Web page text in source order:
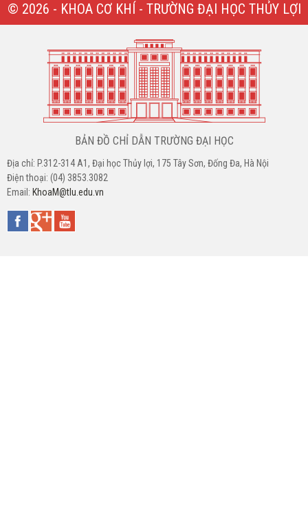
© 2026 - KHOA CƠ KHÍ - TRƯỜNG ĐẠI HỌC THỦY LỢI
BẢN ĐỒ CHỈ DẪN TRƯỜNG ĐẠI HỌC
Địa chỉ: P.312-314 A1, Đại học Thủy lợi, 175 Tây Sơn, Đống Đa, Hà Nội
Điện thoại: (04) 3853.3082
Email: KhoaM@tlu.edu.vn